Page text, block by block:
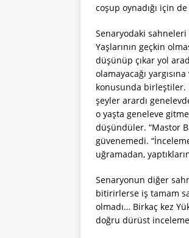
coşup oynadığı için
Senaryodaki sahneleri
Yaşlarının geçkin
düşünüp çıkar yol
olamayacağı
konusunda birleştiler.
şeyler arardı
o yaşta geneleve
düşündüler. “Mastor
güvenemedi.
uğramadan,
Senaryonun diğer
bitirirlerse iş tamam
olmadı… Birkaç kez
doğru dürüst